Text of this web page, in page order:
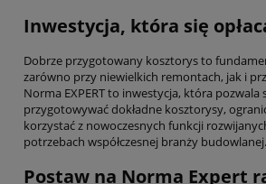
Inwestycja, która się
Dobrze przygotowany kosztorys to
zarówno przy niewielkich remontach, jak i
Norma EXPERT to inwestycja, która pozwala
przygotowywać dokładne kosztorysy,
korzystać z nowoczesnych funkcji
potrzebach współczesnej branży budowlanej.
Postaw na Norma Expert